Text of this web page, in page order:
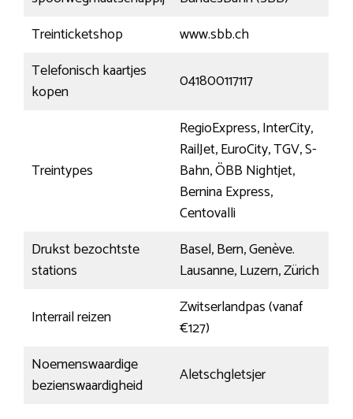
Treinticketshop
www.sbb.ch
Telefonisch kaartjes
kopen
041800117117
Treintypes
RegioExpress, InterCity,
RailJet, EuroCity, TGV, S-
Bahn, ÖBB Nightjet,
Bernina Express,
Centovalli
Drukst bezochtste
stations
Basel, Bern, Genève.
Lausanne, Luzern, Zürich
Interrail reizen
Zwitserlandpas (vanaf
€127)
Noemenswaardige
bezienswaardigheid
Aletschgletsjer